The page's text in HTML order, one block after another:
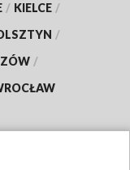
/ KIELCE /
/
/